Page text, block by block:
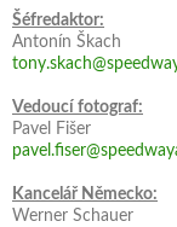
Šéfredaktor:
Antonín Škach
Vedoucí fotograf:
Pavel Fišer
Kancelář Německo:
Werner Schauer